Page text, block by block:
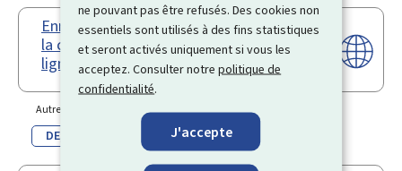
ne pouvant pas être refusés. Des cookies non
essentiels sont utilisés à des fins statistiques
et seront activés uniquement si vous les
acceptez. Consulter notrepolitique de
confidentialité.
J'accepte
Enregistrement d’établissements de
la chaîne alimentaire - demande en
ligne
Autre(s) langue(s)
DE